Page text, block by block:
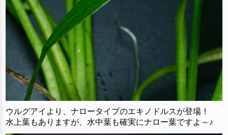
ウルグアイより、ナロータイプのエキノドルスが登場！
水上葉もありますが、水中葉も確実にナロー葉ですよ～♪